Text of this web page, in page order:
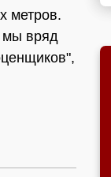
метров.
мы вряд